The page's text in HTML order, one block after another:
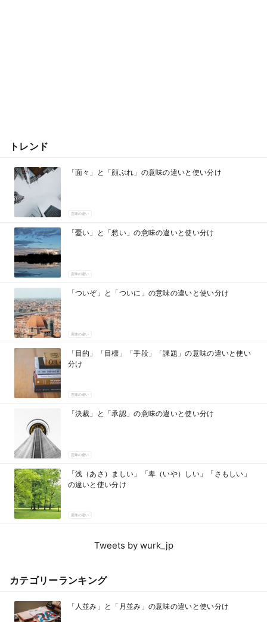
トレンド
「面々」と「顔ぶれ」の意味の違いと使い分け
意味の違い
「憂い」と「愁い」の意味の違いと使い分け
意味の違い
「ついぞ」と「ついに」の意味の違いと使い分け
意味の違い
「目的」「目標」「手段」「課題」の意味の違いと使い
分け
意味の違い
「決裁」と「承認」の意味の違いと使い分け
意味の違い
「浅（あさ）ましい」「卑（いや）しい」「さもしい」
の違いと使い分け
意味の違い
Tweets by wurk_jp
カテゴリーランキング
「人並み」と「月並み」の意味の違いと使い分け